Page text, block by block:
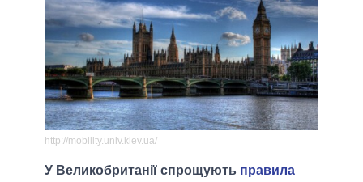
http://mobility.univ.kiev.ua/
У Великобританії спрощують правила